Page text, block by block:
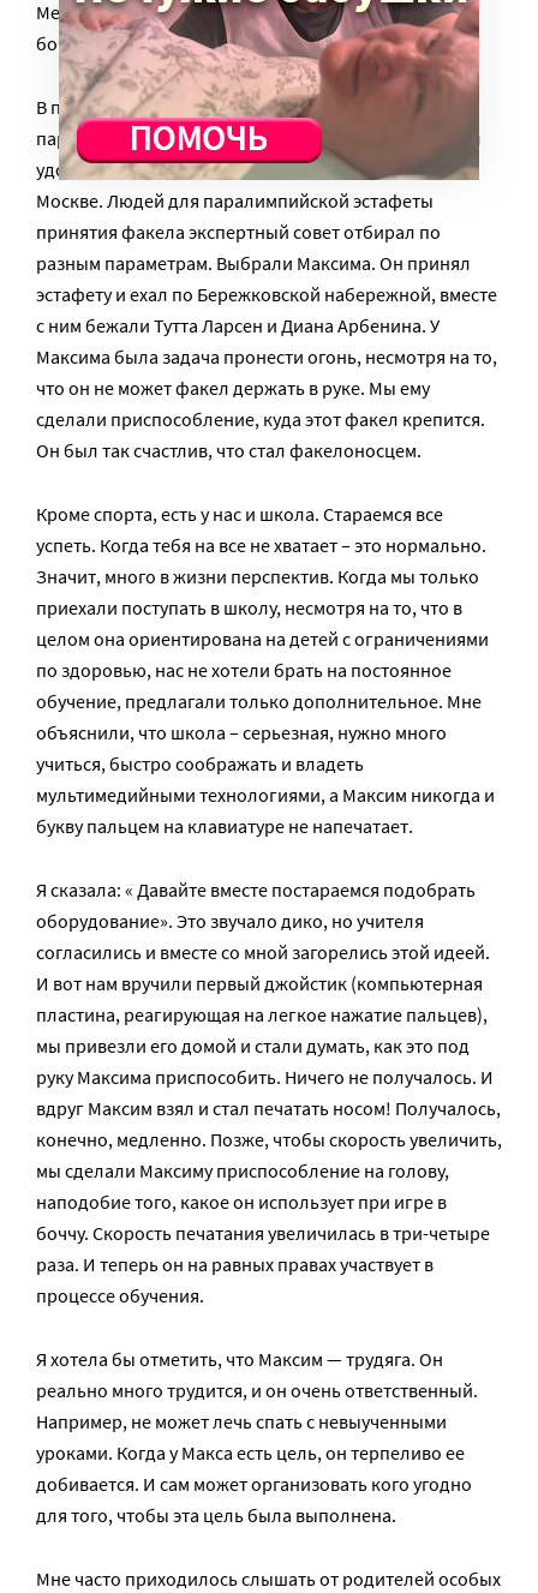
Международных рейтинговых соревнованиях по
бочче Максим занял третье место.
В прошлом году, когда проходила летняя
паралимпийская олимпиада Сочи-2014, Максим был
удостоен чести нести паралимпийский огонь в
Москве. Людей для паралимпийской эстафеты
принятия факела экспертный совет отбирал по
разным параметрам. Выбрали Максима. Он принял
эстафету и ехал по Бережковской набережной, вместе
с ним бежали Тутта Ларсен и Диана Арбенина. У
Максима была задача пронести огонь, несмотря на то,
что он не может факел держать в руке. Мы ему
сделали приспособление, куда этот факел крепится.
Он был так счастлив, что стал факелоносцем.
Кроме спорта, есть у нас и школа. Стараемся все
успеть. Когда тебя на все не хватает – это нормально.
Значит, много в жизни перспектив. Когда мы только
приехали поступать в школу, несмотря на то, что в
целом она ориентирована на детей с ограничениями
по здоровью, нас не хотели брать на постоянное
обучение, предлагали только дополнительное. Мне
объяснили, что школа – серьезная, нужно много
учиться, быстро соображать и владеть
мультимедийными технологиями, а Максим никогда и
букву пальцем на клавиатуре не напечатает.
Я сказала: « Давайте вместе постараемся подобрать
оборудование». Это звучало дико, но учителя
согласились и вместе со мной загорелись этой идеей.
И вот нам вручили первый джойстик (компьютерная
пластина, реагирующая на легкое нажатие пальцев),
мы привезли его домой и стали думать, как это под
руку Максима приспособить. Ничего не получалось. И
вдруг Максим взял и стал печатать носом! Получалось,
конечно, медленно. Позже, чтобы скорость увеличить,
мы сделали Максиму приспособление на голову,
наподобие того, какое он использует при игре в
боччу. Скорость печатания увеличилась в три-четыре
раза. И теперь он на равных правах участвует в
процессе обучения.
Я хотела бы отметить, что Максим — трудяга. Он
реально много трудится, и он очень ответственный.
Например, не может лечь спать с невыученными
уроками. Когда у Макса есть цель, он терпеливо ее
добивается. И сам может организовать кого угодно
для того, чтобы эта цель была выполнена.
Мне часто приходилось слышать от родителей особых